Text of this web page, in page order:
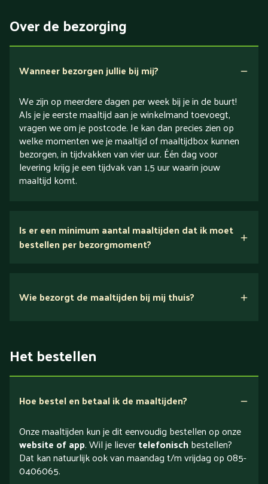
Verlaagd in koolhydraten
Verlaagd in zout
Over de bezorging
Wanneer bezorgen jullie bij mij?
We zijn op meerdere dagen per week bij je in de buurt!
Als je je eerste maaltijd aan je winkelmand toevoegt,
vragen we om je postcode. Je kan dan precies zien op
welke momenten we je maaltijd of maaltijdbox kunnen
bezorgen, in tijdvakken van vier uur. Één dag voor
levering krijg je een tijdvak van 1,5 uur waarin jouw
maaltijd komt.
Is er een minimum aantal maaltijden dat ik moet
bestellen per bezorgmoment?
Wie bezorgt de maaltijden bij mij thuis?
Het bestellen
Hoe bestel en betaal ik de maaltijden?
Onze maaltijden kun je dit eenvoudig bestellen op onze
website of app. Wil je lievertelefonischbestellen?
Dat kan natuurlijk ook van maandag t/m vrijdag op 085-
0406065.